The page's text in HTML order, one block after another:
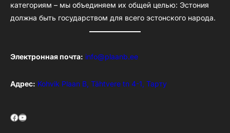
категориям – мы объединяем их общей целью: Эстония
должна быть государством для всего эстонского народа.
Электронная почта: info@plaanb.ee
Адрес: Kohvik Plaan B, Tähtvere tn 4-1, Тарту
Facebook YouTube